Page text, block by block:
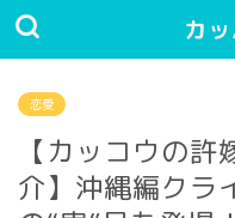
カ
恋愛
【カッコウの
介】沖縄編クラ